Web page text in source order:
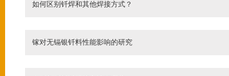
如何区别钎焊和其他焊接方式？
镓对无镉银钎料性能影响的研究